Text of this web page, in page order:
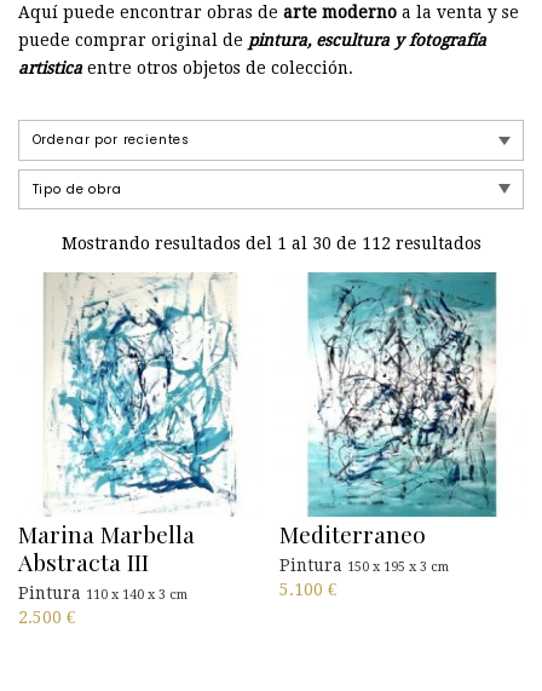
Aquí puede encontrar obras de arte moderno a la venta y se
puede comprar original de pintura, escultura y fotografía
artistica entre otros objetos de colección.
Mostrando resultados del 1 al 30 de 112 resultados
Marina Marbella
Abstracta III
Pintura 110 x 140 x 3 cm
2.500 €
Mediterraneo
Pintura 150 x 195 x 3 cm
5.100 €